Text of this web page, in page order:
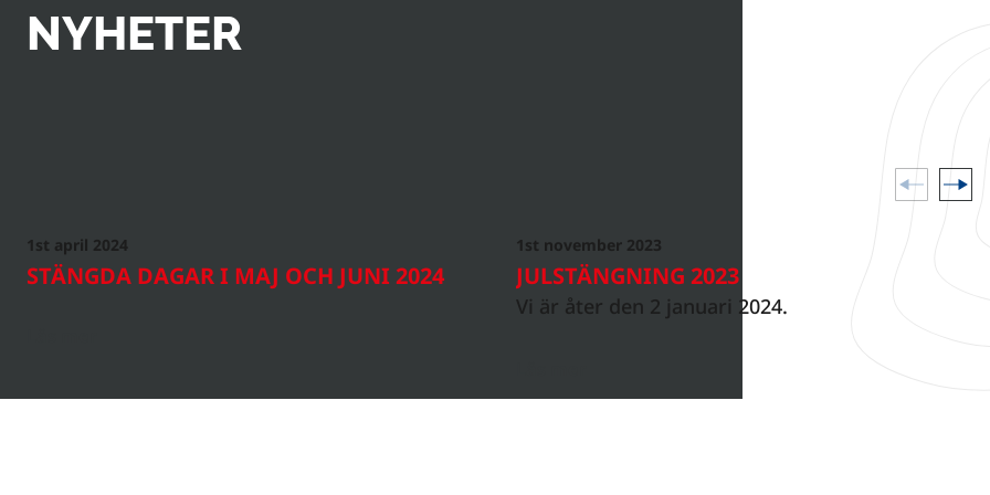
NYHETER
NYHETER
1st april 2024
STÄNGDA DAGAR I MAJ OCH JUNI 2024
NYHETER
1st november 2023
JULSTÄNGNING 2023
Vi är åter den 2 januari 2024.